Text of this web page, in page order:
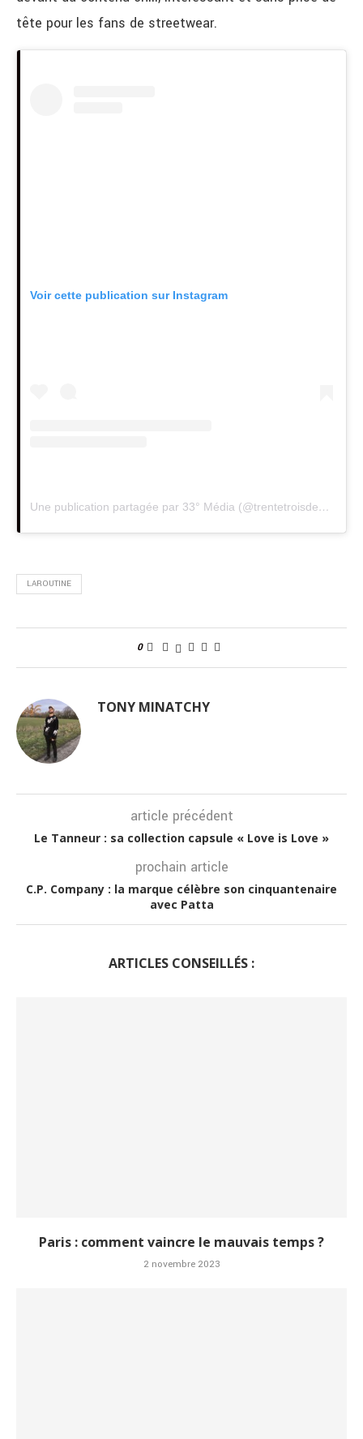
tête pour les fans de streetwear.
Voir cette publication sur Instagram
Une publication partagée par 33° Média (@trentetroisdegres)
LAROUTINE
0
TONY MINATCHY
article précédent
Le Tanneur : sa collection capsule « Love is Love »
prochain article
C.P. Company : la marque célèbre son cinquantenaire
avec Patta
ARTICLES CONSEILLÉS :
Paris : comment vaincre le mauvais temps ?
2 novembre 2023